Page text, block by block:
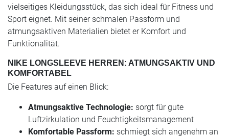
vielseitiges Kleidungsstück, das sich ideal für Fitness und
Sport eignet. Mit seiner schmalen Passform und
atmungsaktiven Materialien bietet er Komfort und
Funktionalität.
NIKE LONGSLEEVE HERREN: ATMUNGSAKTIV UND
KOMFORTABEL
Die Features auf einen Blick:
Atmungsaktive Technologie: sorgt für gute
Luftzirkulation und Feuchtigkeitsmanagement
Komfortable Passform: schmiegt sich angenehm an